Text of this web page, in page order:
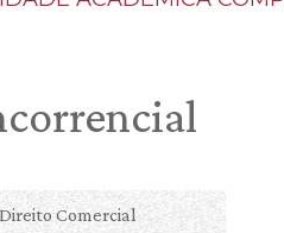
Direito Comercial